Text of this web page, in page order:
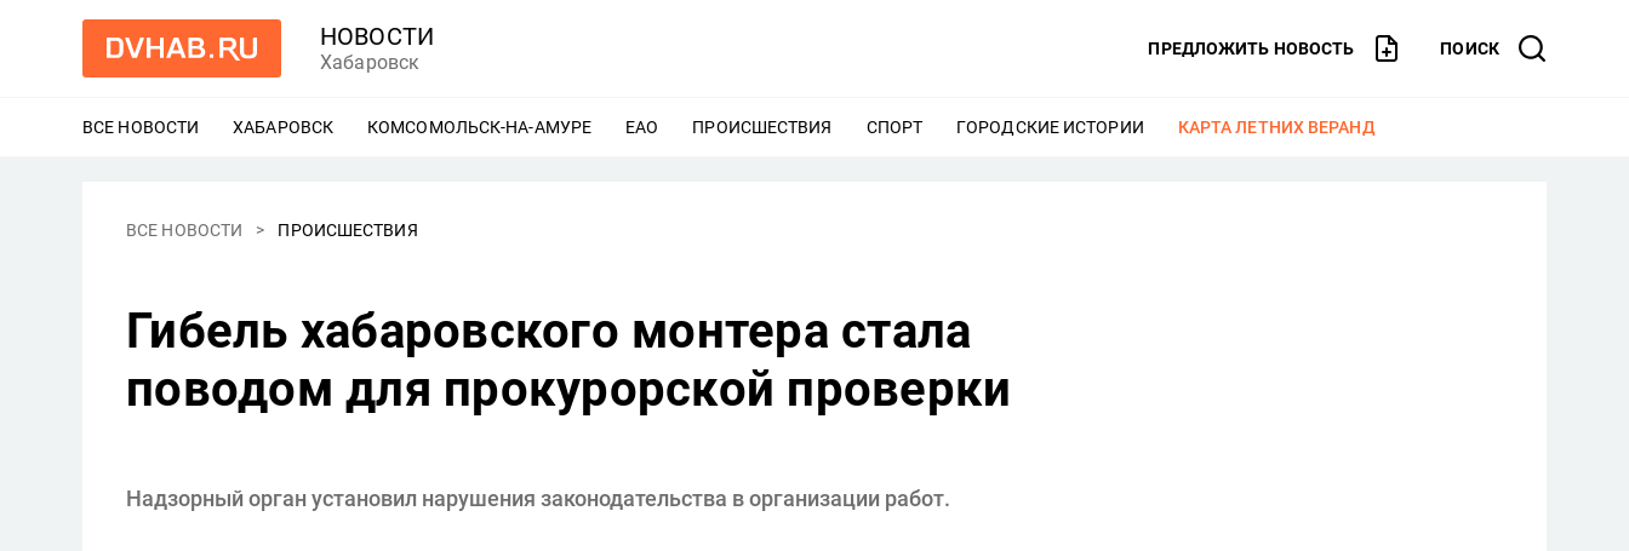
НОВОСТИ
Хабаровск
ПРЕДЛОЖИТЬ НОВОСТЬ ПОИСК
ВСЕ НОВОСТИ ХАБАРОВСК ЕЩЕ
КОМСОМОЛЬСК-НА-АМУРЕ ЕЩЕ
ЕАО ЕЩЕ
ПРОИСШЕСТВИЯ ЕЩЕ
СПОРТ ЕЩЕ
ГОРОДСКИЕ ИСТОРИИ ЕЩЕ
КАРТА ЛЕТНИХ ВЕРАНД
ВСЕ НОВОСТИ ПРОИСШЕСТВИЯ
Гибель хабаровского монтера стала
поводом для прокурорской проверки
Надзорный орган установил нарушения законодательства в организации работ.